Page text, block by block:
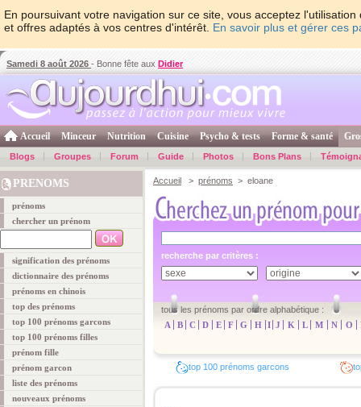
En poursuivant votre navigation sur ce site, vous acceptez
et offres adaptés à vos centres d'intérêt. En savoir plus et gérer ces
Samedi 8 août 2026 - Bonne fête aux Didier
Accueil Minceur Nutrition Cuisine Psycho & tests Forme & santé
Blogs Groupes Forum Guide Photos Bons Plans
PRENOMS
prénoms
chercher un prénom
signification des prénoms
dictionnaire des prénoms
prénoms en chinois
top des prénoms
top 100 prénoms garcons
top 100 prénoms filles
prénom fille
prénom garcon
liste des prénoms
nouveaux prénoms
Accueil > prénoms > eloane
recherche par critères :
tous les prénoms par ordre alphabétique :
A
B C D E F G H I J K L M N O
top 100 prénoms garcons